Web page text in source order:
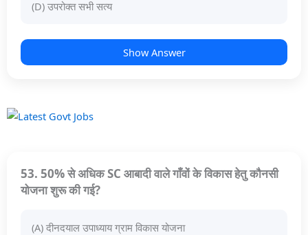
(D) उपरोक्त सभी सत्य
Show Answer
53. 50% से अधिक SC आबादी वाले गाँवों के विकास हेतु कौनसी
योजना शुरू की गई?
(A) दीनदयाल उपाध्याय ग्राम विकास योजना